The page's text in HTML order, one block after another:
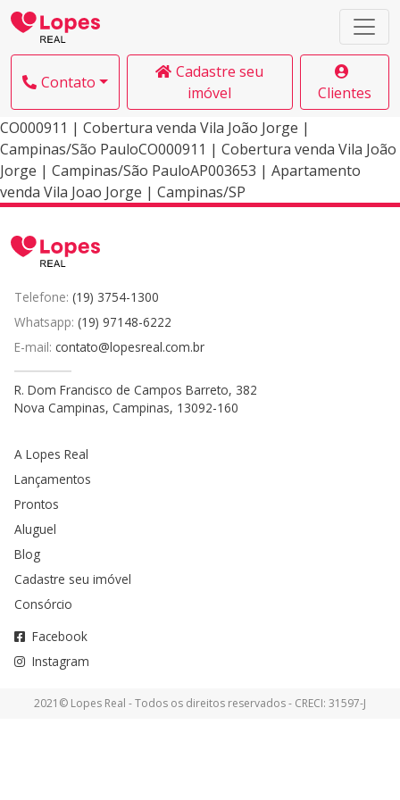
Contato
Cadastre seu
imóvel
Clientes
CO000911 | Cobertura venda Vila João Jorge |
Campinas/São PauloCO000911 | Cobertura venda Vila João
Jorge | Campinas/São PauloAP003653 | Apartamento
venda Vila Joao Jorge | Campinas/SP
Telefone: (19) 3754-1300
Whatsapp: (19) 97148-6222
E-mail: contato@lopesreal.com.br
R. Dom Francisco de Campos Barreto, 382
Nova Campinas, Campinas, 13092-160
A Lopes Real
Lançamentos
Prontos
Aluguel
Blog
Cadastre seu imóvel
Consórcio
Facebook
Instagram
2021© Lopes Real - Todos os direitos reservados - CRECI: 31597-J